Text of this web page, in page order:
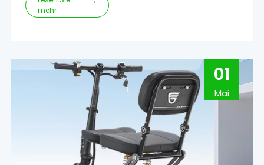
Geräte bieten mehr Mobilität und Komfort und
erkunden.In diesem a
mehr
01
Mai